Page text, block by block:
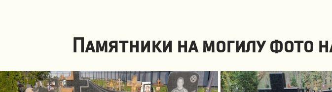
Памятники на могилу фото